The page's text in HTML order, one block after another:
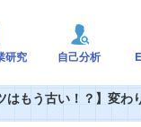
研究 自己分析
はもう古い！？】変わ